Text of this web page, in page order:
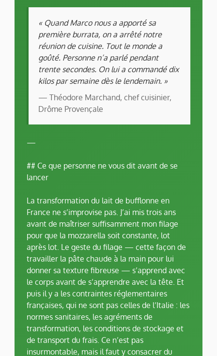
« Quand Marco nous a apporté sa
première burrata, on a arrêté notre
réunion de cuisine. Tout le monde a
goûté. Personne n’a parlé pendant
trente secondes. On lui a commandé dix
kilos par semaine dès le lendemain. »
— Théodore Marchand, chef cuisinier,
Drôme Provençale
—
## Ce que personne ne vous dit avant de se
lancer
La transformation du lait de bufflonne en
France ne s’improvise pas. J’ai mis trois ans
avant de maîtriser suffisamment mon filage
pour que la mozzarella soit constante, lot
après lot. Le geste du filage — cette façon de
travailler la pâte chaude à la main pour lui
donner sa texture fibreuse — s’apprend avec
le corps avant de s’apprendre avec la tête. Et
puis il y a les contraintes réglementaires
françaises, qui ne sont pas celles de l’Italie : les
normes sanitaires, les agréments de
transformation, les conditions de stockage et
de transport du frais. Ce n’est pas
insurmontable, mais il faut y consacrer du